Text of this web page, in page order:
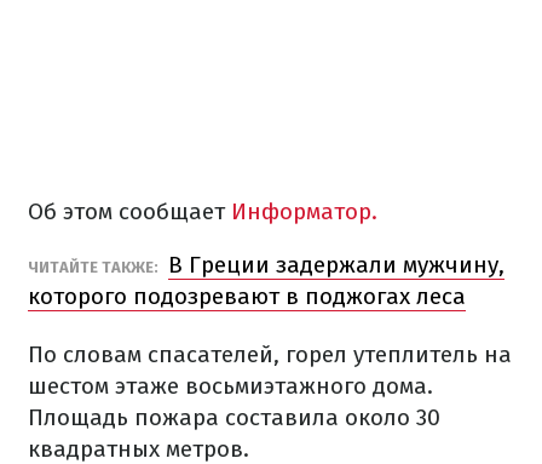
Об этом сообщает Информатор.
ЧИТАЙТЕ ТАКЖЕ:
В Греции задержали мужчину,
которого подозревают в поджогах леса
По словам спасателей, горел утеплитель на
шестом этаже восьмиэтажного дома.
Площадь пожара составила около 30
квадратных метров.